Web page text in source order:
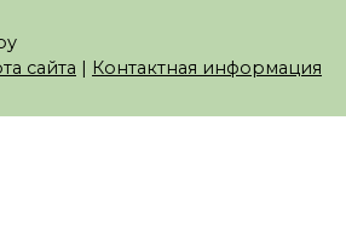
сайта | Контактная информация